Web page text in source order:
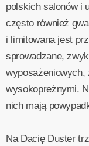
polskich salonów i
często również
i limitowana jest
sprowadzane,
wyposażeniowych,
wysokopreżnymi.
nich mają
Na Dacię Duster